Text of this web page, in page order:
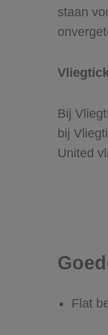
staan
Bij
bij
United
Flat